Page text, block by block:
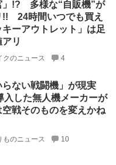
」!? 多様な“自販機”が
!! 24時間いつでも買え
ーアウトレット」は足
リ
クのニュース 4
らない戦闘機」が現実
入した無人機メーカーが
戦そのものを変えかね
ものニュース 10